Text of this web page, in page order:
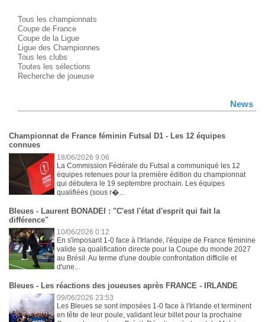
Tous les championnats
Coupe de France
Coupe de la Ligue
Ligue des Championnes
Tous les clubs
Toutes les sélections
Recherche de joueuse
News
Championnat de France féminin Futsal D1 - Les 12 équipes
connues
18/06/2026 9:06
La Commission Fédérale du Futsal a communiqué les 12
équipes retenues pour la première édition du championnat
qui débutera le 19 septembre prochain. Les équipes
qualifiées (sous r�...
Bleues - Laurent BONADEI : "C'est l'état d'esprit qui fait la
différence"
10/06/2026 0:12
En s'imposant 1-0 face à l'Irlande, l'équipe de France féminine
valide sa qualification directe pour la Coupe du monde 2027
au Brésil. Au terme d'une double confrontation difficile et
d'une...
Bleues - Les réactions des joueuses après FRANCE - IRLANDE
09/06/2026 23:53
Les Bleues se sont imposées 1-0 face à l'Irlande et terminent
en tête de leur poule, validant leur billet pour la prochaine